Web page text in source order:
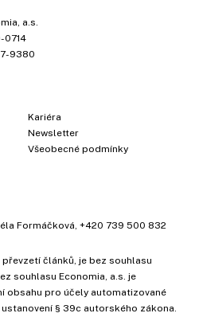
a.s.
0714
9380
Kariéra
Newsletter
Všeobecné podmínky
Formáčková +420 739 500 832
článků, je bez souhlasu
souhlasu Economia, a.s. je
obsahu pro účely automatizované
§ 39c autorského zákona.